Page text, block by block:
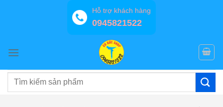
Hỗ trợ khách hàng
0945821522
Tìm